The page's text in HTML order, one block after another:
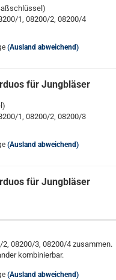
1, 08200/2, 08200/4
(Ausland abweichend)
für Jungbläser
1, 08200/2, 08200/3
(Ausland abweichend)
für Jungbläser
08200/3, 08200/4 zusammen.
kombinierbar.
(Ausland abweichend)